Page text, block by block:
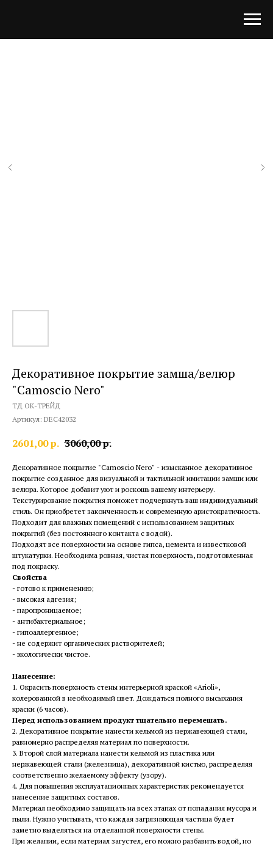
Декоративное покрытие замша/велюр
"Сamoscio Nero"
ТД ОК-ТРЕЙД
Артикул: DEC42032
2601,00р. 3060,00р.
Декоративное покрытие "Сamoscio Nero" - изысканное декоративное
покрытие созданное для визуальной и тактильной имитации замши или
велюра. Которое добавит уют и роскошь вашему интерьеру.
Текстурирование покрытия поможет подчеркнуть ваш индивидуальный
стиль. Он приобретет законченность и современную аристократичность.
Подходит для влажных помещений с использованием защитных
покрытий (без постоянного контакта с водой).
Подходят все поверхности на основе гипса, цемента и известковой
штукатурки. Необходима ровная, чистая поверхность, подготовленная
под покраску.
Свойства
- готово к применению;
- высокая адгезия;
- паропроницаемое;
- антибактериальное;
- гипоаллергенное;
- не содержит органических растворителей;
- экологически чистое.
Нанесение:
1. Окрасить поверхность стены интерьерной краской «Arioli»,
колерованной в необходимый цвет. Дождаться полного высыхания
краски (6 часов).
Перед использованием продукт тщательно перемешать.
2. Декоративное покрытие нанести кельмой из нержавеющей стали,
равномерно распределяя материал по поверхности.
3. Второй слой материала нанести кельмой из пластика или
нержавеющей стали (железница), декоративной кистью, распределяя
соответственно желаемому эффекту (узору).
4. Для повышения эксплуатационных характеристик рекомендуется
нанесение защитных составов.
Материал необходимо защищать на всех этапах от попадания мусора и
пыли. Нужно учитывать, что каждая загрязняющая частица будет
заметно выделяться на отделанной поверхности стены.
При желании, если материал загустел, его можно разбавить водой, но